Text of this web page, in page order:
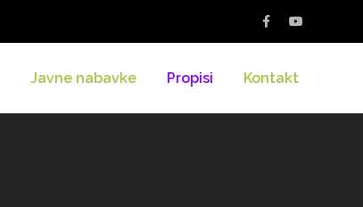
Javne nabavke Propisi Kontakt